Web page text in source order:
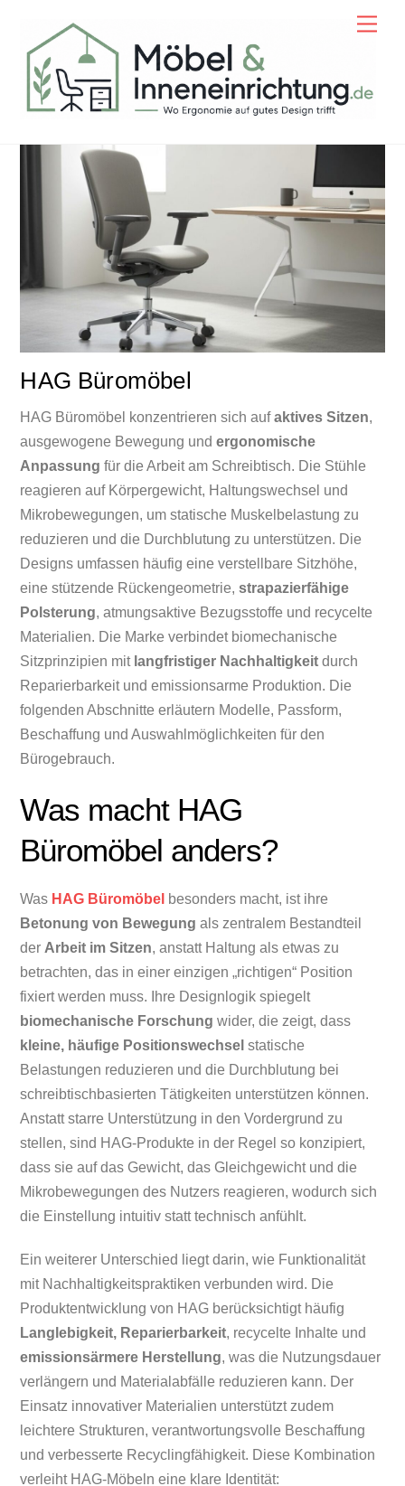
content
HAG Büromöbel
HAG Büromöbel konzentrieren sich aufaktives Sitzen,
ausgewogene Bewegung undergonomische
Anpassung für die Arbeit am Schreibtisch. Die Stühle
reagieren auf Körpergewicht, Haltungswechsel und
Mikrobewegungen, um statische Muskelbelastung zu
reduzieren und die Durchblutung zu unterstützen. Die
Designs umfassen häufig eine verstellbare Sitzhöhe,
eine stützende Rückengeometrie,strapazierfähige
Polsterung, atmungsaktive Bezugsstoffe und recycelte
Materialien. Die Marke verbindet biomechanische
Sitzprinzipien mit langfristiger Nachhaltigkeit durch
Reparierbarkeit und emissionsarme Produktion. Die
folgenden Abschnitte erläutern Modelle, Passform,
Beschaffung und Auswahlmöglichkeiten für den
Bürogebrauch.
Was macht HAG
Büromöbel anders?
Was HAG Büromöbel besonders macht, ist ihre
Betonung von Bewegung als zentralem Bestandteil
der Arbeit im Sitzen, anstatt Haltung als etwas zu
betrachten, das in einer einzigen „richtigen“ Position
fixiert werden muss. Ihre Designlogik spiegelt
biomechanische Forschung wider, die zeigt, dass
kleine, häufige Positionswechsel statische
Belastungen reduzieren und die Durchblutung bei
schreibtischbasierten Tätigkeiten unterstützen können.
Anstatt starre Unterstützung in den Vordergrund zu
stellen, sind HAG-Produkte in der Regel so konzipiert,
dass sie auf das Gewicht, das Gleichgewicht und die
Mikrobewegungen des Nutzers reagieren, wodurch sich
die Einstellung intuitiv statt technisch anfühlt.
Ein weiterer Unterschied liegt darin, wie Funktionalität
mit Nachhaltigkeitspraktiken verbunden wird. Die
Produktentwicklung von HAG berücksichtigt häufig
Langlebigkeit, Reparierbarkeit, recycelte Inhalte und
emissionsärmere Herstellung, was die Nutzungsdauer
verlängern und Materialabfälle reduzieren kann. Der
Einsatz innovativer Materialien unterstützt zudem
leichtere Strukturen, verantwortungsvolle Beschaffung
und verbesserte Recyclingfähigkeit. Diese Kombination
verleiht HAG-Möbeln eine klare Identität: